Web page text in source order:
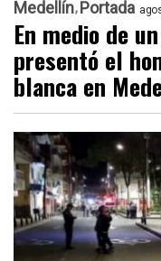
Medellín Portada
En medio de
presentó el
blanca en